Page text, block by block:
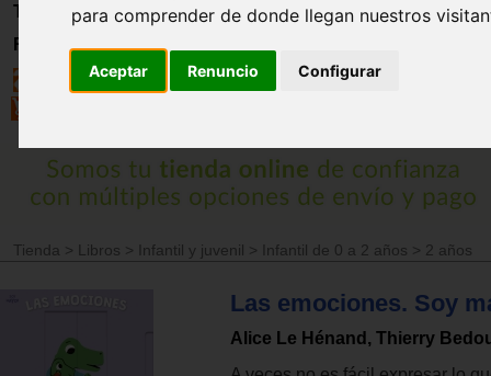
para comprender de donde llegan nuestros
Aceptar Renuncio Configurar
Trabajo
Registro
Tienda > Libros > Infantil y juvenil > Infantil de 0 a 2 años > 2 años
Las emociones. Soy
Alice Le Hénand, Thierry